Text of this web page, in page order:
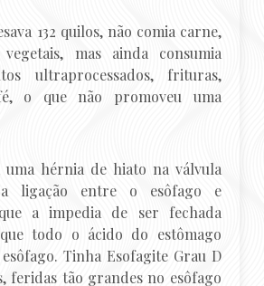
132 quilos, não comia carne,
mas ainda consumia
ultraprocessados, frituras,
o que não promoveu uma
uma hérnia de hiato na válvula
ligação entre o esôfago e
a impedia de ser fechada
todo o ácido do estômago
Tinha Esofagite Grau D
feridas tão grandes no esôfago